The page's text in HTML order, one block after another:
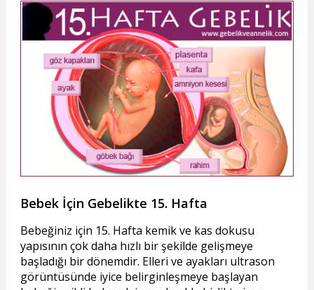
Bebek İçin Gebelikte 15. Hafta
Bebeğiniz için 15. Hafta kemik ve kas dokusu
yapısının çok daha hızlı bir şekilde gelişmeye
başladığı bir dönemdir. Elleri ve ayakları ultrason
görüntüsünde iyice belirginleşmeye başlayan